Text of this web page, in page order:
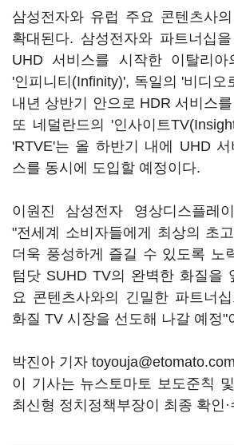
삼성전자와 유럽 주요 콘텐츠사
확대된다. 삼성전자와 파트너십
UHD 서비스를 시작한 이탈리아
'인피니티(Infinity)', 독일의 '비디오
내년 상반기 안으로 HDR 서비스
또 네덜란드의 '인사이트
'RTVE'는 올 하반기 내에 UHD 서
스를 동시에 도입할 예정이다.
이원진 삼성전자 영상디스플레
"전세계 소비자들에게 최상의 초
더욱 풍성하게 즐길 수 있도록 노
텀닷 SUHD TV의 완벽한 화질을
요 콘텐츠사와의 긴밀한 파트너
화질 TV 시장을 선도해 나갈 예정"
박진아 기자 toyouja@etomato.com
이 기사는 뉴스토마토 보도준칙
최신형 정치정책부장이 최종 확인